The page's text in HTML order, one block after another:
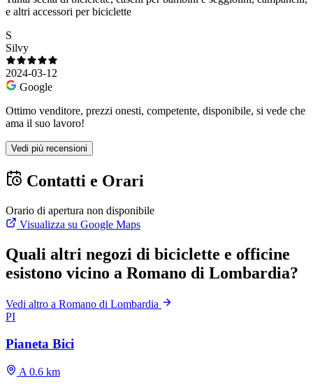
e altri accessori per biciclette
S
Silvy
2024-03-12
Google
Ottimo venditore, prezzi onesti, competente, disponibile, si vede che
ama il suo lavoro!
Vedi più recensioni
Contatti e Orari
Orario di apertura non disponibile
Visualizza su Google Maps
Quali altri negozi di biciclette e officine
esistono vicino a Romano di Lombardia?
Vedi altro a Romano di Lombardia
PI
Pianeta Bici
A 0.6 km